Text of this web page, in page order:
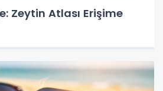
Zeytin Atlası Erişime